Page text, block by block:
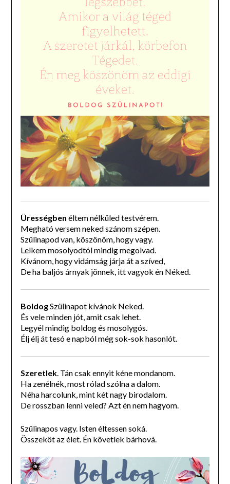
Ürességben éltem nélküled testvérem.
Megható versem neked szánom szépen.
Szülinapod van, köszönöm, hogy vagy.
Lelkem mosolyodtól mindig megolvad.
Kívánom, hogy vidámság járja át a szíved,
De ha baljós árnyak jönnek, itt vagyok én Néked.
BoldogSzülinapot kívánok Neked.
És vele minden jót, amit csak lehet.
Legyél mindig boldog és mosolygós.
Élj élj át tesó e napból még sok-sok hasonlót.
Szeretlek. Tán csak ennyit kéne mondanom.
Ha zenélnék, most rólad szólna a dalom.
Néha harcolunk, mint két nagy birodalom.
De rosszban lenni veled? Azt én nem hagyom.
Szülinapos vagy. Isten éltessen soká.
Összeköt az élet. Én követlek bárhová.